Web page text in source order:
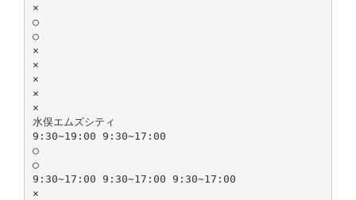
×
○
○
×
×
×
×
×
水俣エムズシティ
9:30∼19:00 9:30∼17:00
○
○
9:30∼17:00 9:30∼17:00 9:30∼17:00
×